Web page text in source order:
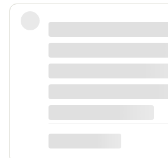
Polecam
Maciej
BOSTON białe ze stelażem i